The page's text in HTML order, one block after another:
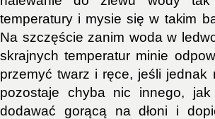
temperatury i mysie się w takim
Na szczęście zanim woda w
skrajnych temperatur minie
przemyć twarz i ręce, jeśli
pozostaje chyba nic innego,
dodawać gorącą na dłoni i